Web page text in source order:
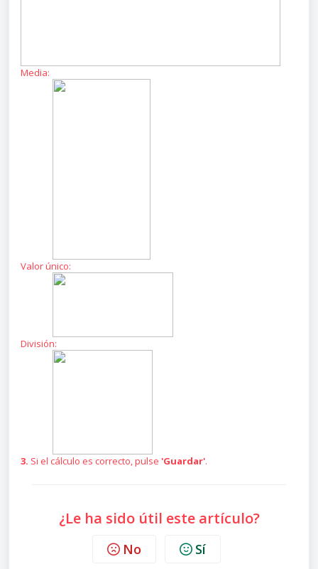
Media:
Valor único:
División:
3. Si el cálculo es correcto, pulse 'Guardar'.
¿Le ha sido útil este artículo?
No Sí